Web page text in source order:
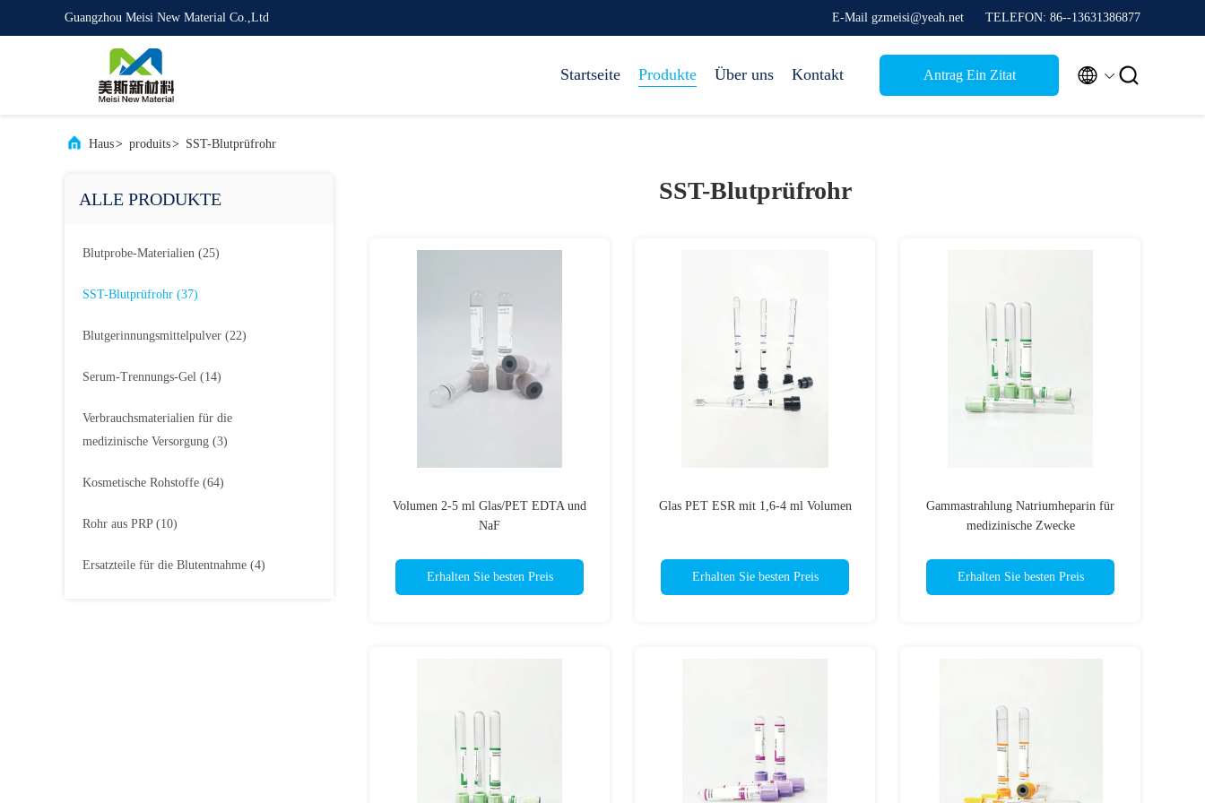
Guangzhou Meisi New Material Co.,Ltd E-Mail gzmeisi@yeah.net TELEFON: 86--13631386877
Startseite Produkte Über uns Kontakt Antrag Ein Zitat  
Haus> produits> SST-Blutprüfrohr
ALLE PRODUKTE
Blutprobe-Materialien (25)
SST-Blutprüfrohr (37)
Blutgerinnungsmittelpulver (22)
Serum-Trennungs-Gel (14)
Verbrauchsmaterialien für die
medizinische Versorgung (3)
Kosmetische Rohstoffe (64)
Rohr aus PRP (10)
Ersatzteile für die Blutentnahme (4)
SST-Blutprüfrohr
Volumen 2-5 ml Glas/PET EDTA und
NaF
Erhalten Sie besten Preis
Glas PET ESR mit 1,6-4 ml Volumen
Erhalten Sie besten Preis
Gammastrahlung Natriumheparin für
medizinische Zwecke
Erhalten Sie besten Preis